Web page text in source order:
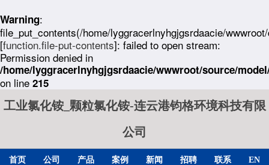
Warning:
file_put_contents(/home/lyggracerlnyhgjgsrdaacie/
[function.file-put-contents]: failed to open stream:
Permission denied in
/home/lyggracerlnyhgjgsrdaacie/wwwroot/source/
on line 215
工业氯化铵_颗粒氯化铵-连云港钧格环境科技有限
公司
首页 公司 产品 案例 新闻 招聘 联系 EN